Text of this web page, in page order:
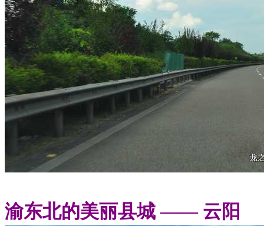
渝东北的美丽县城 —— 云阳